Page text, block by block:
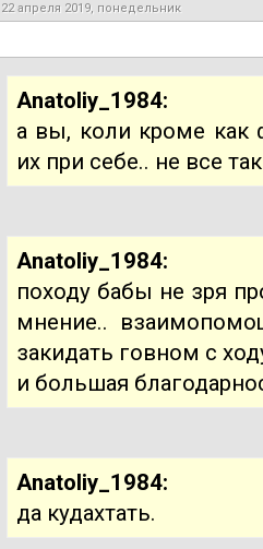
22 апреля 2019, понедельник
Anatoliy_1984:
а вы, коли кроме как
их при себе.. не все
Anatoliy_1984:
походу бабы не зря
мнение..
закидать говном с
и большая
Anatoliy_1984:
да кудахтать.